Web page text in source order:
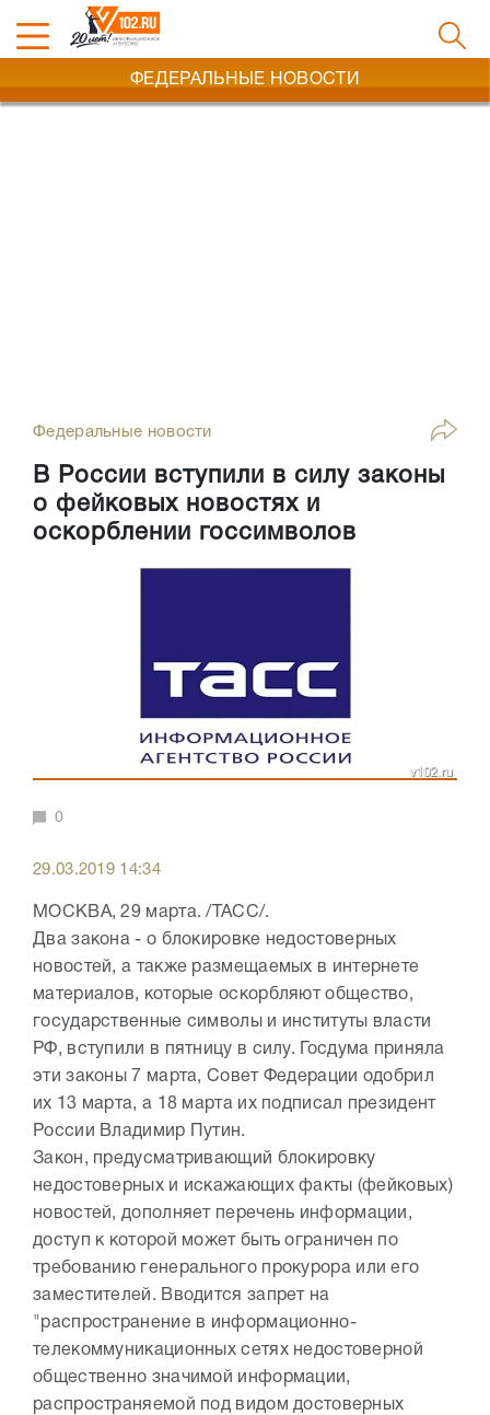
ФЕДЕРАЛЬНЫЕ НОВОСТИ
Федеральные новости
В России вступили в силу законы
о фейковых новостях и
оскорблении госсимволов
0
29.03.2019 14:34
МОСКВА, 29 марта. /ТАСС/.
Два закона - о блокировке недостоверных
новостей, а также размещаемых в интернете
материалов, которые оскорбляют общество,
государственные символы и институты власти
РФ, вступили в пятницу в силу. Госдума приняла
эти законы 7 марта, Совет Федерации одобрил
их 13 марта, а 18 марта их подписал президент
России Владимир Путин.
Закон, предусматривающий блокировку
недостоверных и искажающих факты (фейковых)
новостей, дополняет перечень информации,
доступ к которой может быть ограничен по
требованию генерального прокурора или его
заместителей. Вводится запрет на
"распространение в информационно-
телекоммуникационных сетях недостоверной
общественно значимой информации,
распространяемой под видом достоверных